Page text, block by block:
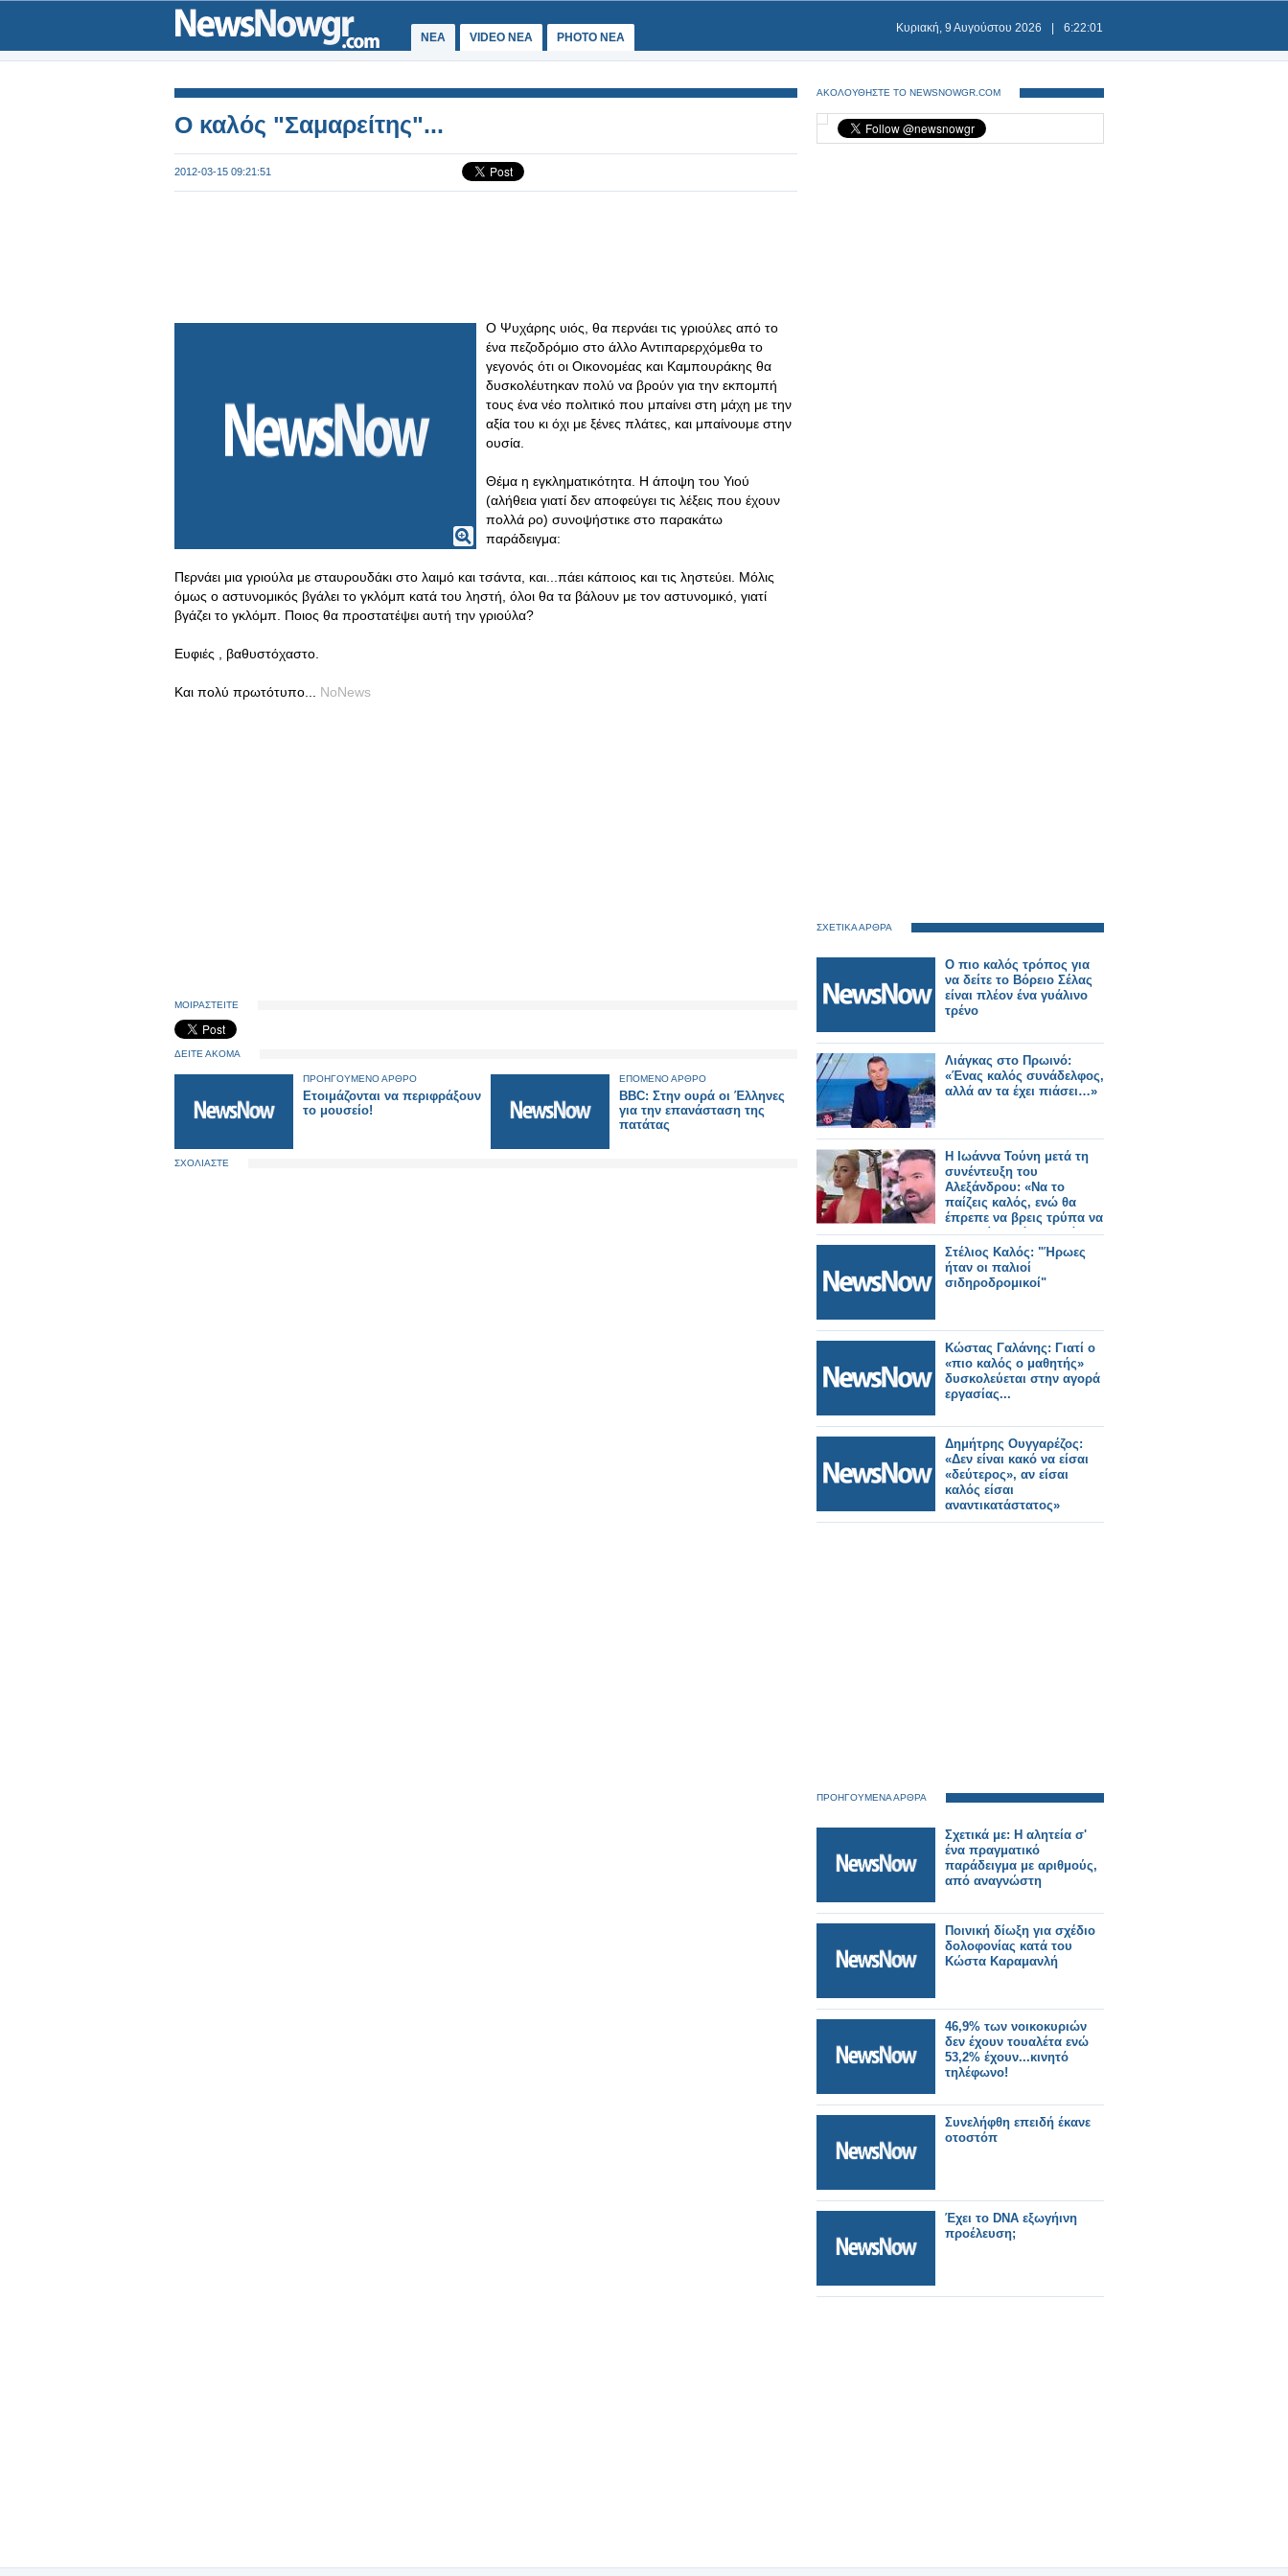
ΝΕΑ VIDEO NEA PHOTO NEA
Κυριακή, 9 Αυγούστου 2026 6:22:02
O καλός "Σαμαρείτης"...
2012-03-15 09:21:51
Ο Ψυχάρης υιός, θα περνάει τις γριούλες από το
ένα πεζοδρόμιο στο άλλο Αντιπαρερχόμεθα το
γεγονός ότι οι Οικονομέας και Καμπουράκης θα
δυσκολέυτηκαν πολύ να βρούν για την εκπομπή
τους ένα νέο πολιτικό που μπαίνει στη μάχη με την
αξία του κι όχι με ξένες πλάτες, και μπαίνουμε στην
ουσία.
Θέμα η εγκληματικότητα. Η άποψη του Υιού
(αλήθεια γιατί δεν αποφεύγει τις λέξεις που έχουν
πολλά ρο) συνοψήστικε στο παρακάτω
παράδειγμα:
Περνάει μια γριούλα με σταυρουδάκι στο λαιμό και τσάντα, και...πάει κάποιος και τις ληστεύει. Μόλις
όμως ο αστυνομικός βγάλει το γκλόμπ κατά του ληστή, όλοι θα τα βάλουν με τον αστυνομικό, γιατί
βγάζει το γκλόμπ. Ποιος θα προστατέψει αυτή την γριούλα?
Ευφιές , βαθυστόχαστο.
Και πολύ πρωτότυπο... NoNews
ΜΟΙΡΑΣΤΕΙΤΕ
ΔΕΙΤΕ ΑΚΟΜΑ
ΠΡΟΗΓΟΥΜΕΝΟ ΑΡΘΡΟ
Ετοιμάζονται να περιφράξουν
το μουσείο!
ΕΠΟΜΕΝΟ ΑΡΘΡΟ
BBC: Στην ουρά οι Έλληνες
για την επανάσταση της
πατάτας
ΣΧΟΛΙΑΣΤΕ
ΑΚΟΛΟΥΘΗΣΤΕ ΤΟ NEWSNOWGR.COM
ΣΧΕΤΙΚΑ ΑΡΘΡΑ
Ο πιο καλός τρόπος για
να δείτε το Βόρειο Σέλας
είναι πλέον ένα γυάλινο
τρένο
Λιάγκας στο Πρωινό:
«Ένας καλός συνάδελφος,
αλλά αν τα έχει πιάσει…»
Η Ιωάννα Τούνη μετά τη
συνέντευξη του
Αλεξάνδρου: «Να το
παίζεις καλός, ενώ θα
έπρεπε να βρεις τρύπα να
κρυφτείς μετά τις πράξεις
σου»
Στέλιος Καλός: "Ήρωες
ήταν οι παλιοί
σιδηροδρομικοί"
Κώστας Γαλάνης: Γιατί ο
«πιο καλός ο μαθητής»
δυσκολεύεται στην αγορά
εργασίας...
Δημήτρης Ουγγαρέζος:
«Δεν είναι κακό να είσαι
«δεύτερος», αν είσαι
καλός είσαι
αναντικατάστατος»
ΠΡΟΗΓΟΥΜΕΝΑ ΑΡΘΡΑ
Σχετικά με: Η αλητεία σ'
ένα πραγματικό
παράδειγμα με αριθμούς,
από αναγνώστη
Ποινική δίωξη για σχέδιο
δολοφονίας κατά του
Κώστα Καραμανλή
46,9% των νοικοκυριών
δεν έχουν τουαλέτα ενώ
53,2% έχουν...κινητό
τηλέφωνο!
Συνελήφθη επειδή έκανε
οτοστόπ
Έχει το DNA εξωγήινη
προέλευση;